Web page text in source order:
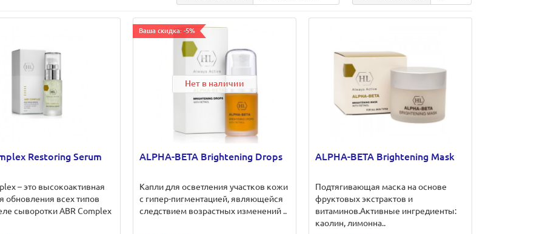
Restoring Serum
– это высокоактивная
обновления всех типов
сыворотки ABR Complex
Ваша скидка: -5%
Нет в наличии
ALPHA-BETA Brightening Drops
Капли для осветления участков кожи
с гипер-пигментацией, являющейся
следствием возрастных изменений ..
ALPHA-BETA Brightening Mask
Подтягивающая маска на основе
фруктовых экстрактов и
витаминов.Активные ингредиенты:
каолин, лимонна..